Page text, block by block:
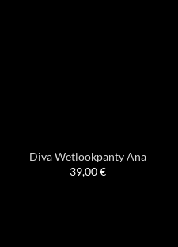
Diva Wetlookpanty Ana
39,00€